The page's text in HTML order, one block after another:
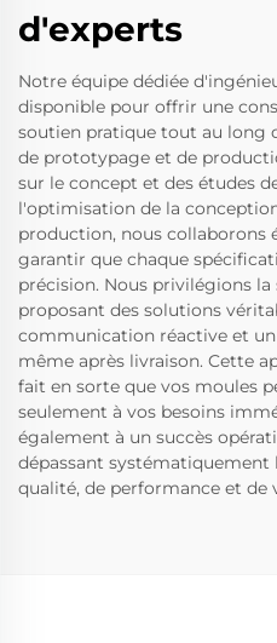
d'experts
Notre équipe dédiée
disponible pour offrir une
soutien pratique tout au long
de prototypage et de
sur le concept et des études
l'optimisation de la
production, nous collaborons
garantir que chaque
précision. Nous privilégions
proposant des solutions
communication réactive et
même après livraison. Cette
fait en sorte que vos moules
seulement à vos besoins
également à un succès
dépassant systématiquement
qualité, de performance et de